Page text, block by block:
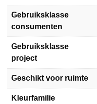
Gebruiksklasse
consumenten
Gebruiksklasse
project
Geschikt voor ruimte
Kleurfamilie